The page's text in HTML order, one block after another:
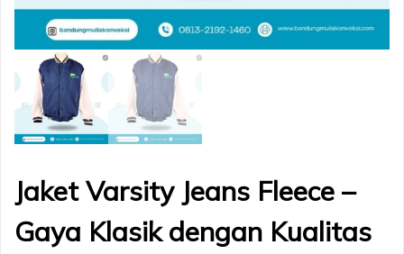
Jaket Varsity Jeans Fleece –
Gaya Klasik dengan Kualitas